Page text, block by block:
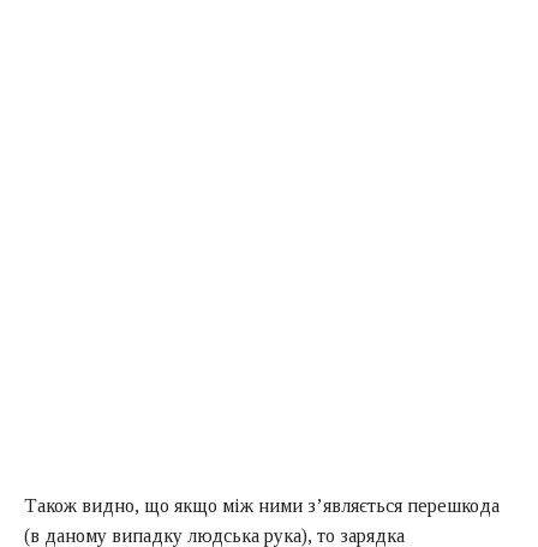
Також видно, що якщо між ними з’являється перешкода
(в даному випадку людська рука), то зарядка